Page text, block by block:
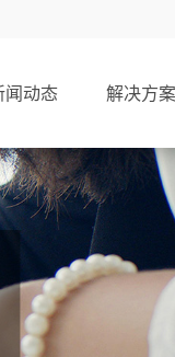
闻动态 解决方案